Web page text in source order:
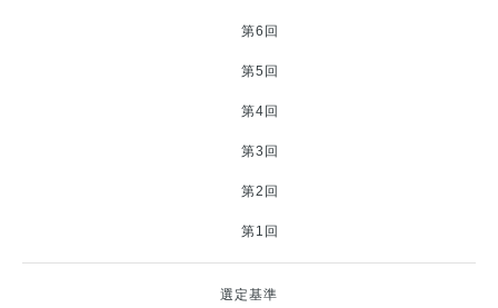
第6回
第5回
第4回
第3回
第2回
第1回
選定基準